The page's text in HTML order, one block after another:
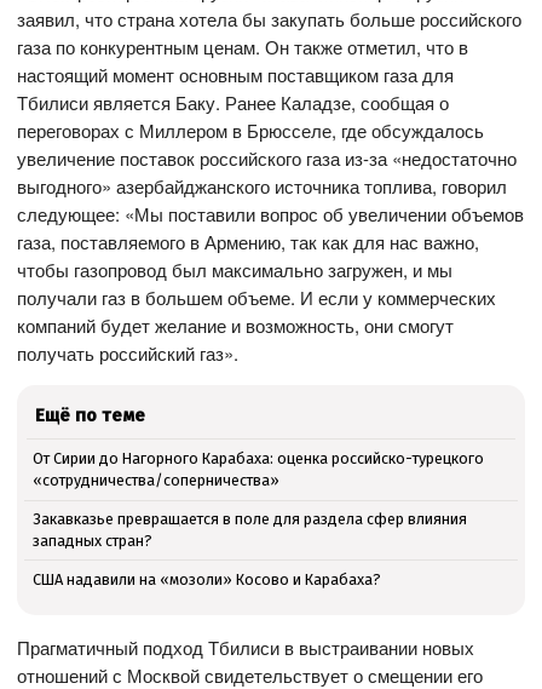
заявил, что страна хотела бы закупать больше российского
газа по конкурентным ценам. Он также отметил, что в
настоящий момент основным поставщиком газа для
Тбилиси является Баку. Ранее Каладзе, сообщая о
переговорах с Миллером в Брюсселе, где обсуждалось
увеличение поставок российского газа из-за «недостаточно
выгодного» азербайджанского источника топлива, говорил
следующее: «Мы поставили вопрос об увеличении объемов
газа, поставляемого в Армению, так как для нас важно,
чтобы газопровод был максимально загружен, и мы
получали газ в большем объеме. И если у коммерческих
компаний будет желание и возможность, они смогут
получать российский газ».
Ещё по теме
От Сирии до Нагорного Карабаха: оценка российско-турецкого
«сотрудничества/соперничества»
Закавказье превращается в поле для раздела сфер влияния
западных стран?
США надавили на «мозоли» Косово и Карабаха?
Прагматичный подход Тбилиси в выстраивании новых
отношений с Москвой свидетельствует о смещении его